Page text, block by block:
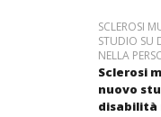
SCLEROSI
STUDIO SU
NELLA
Sclerosi
nuovo
disabilità